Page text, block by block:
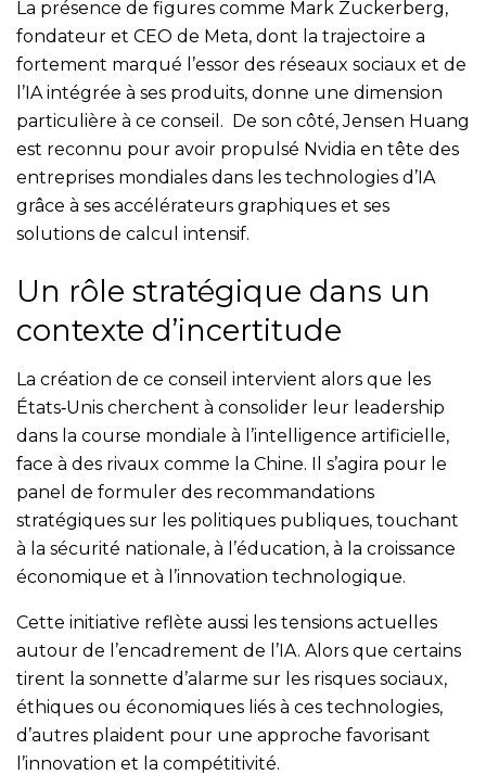
La présence de figures comme Mark Zuckerberg,
fondateur et CEO de Meta, dont la trajectoire a
fortement marqué l’essor des réseaux sociaux et de
l’IA intégrée à ses produits, donne une dimension
particulière à ce conseil. De son côté, Jensen Huang
est reconnu pour avoir propulsé Nvidia en tête des
entreprises mondiales dans les technologies d’IA
grâce à ses accélérateurs graphiques et ses
solutions de calcul intensif.
Un rôle stratégique dans un
contexte d’incertitude
La création de ce conseil intervient alors que les
États‑Unis cherchent à consolider leur leadership
dans la course mondiale à l’intelligence artificielle,
face à des rivaux comme la Chine. Il s’agira pour le
panel de formuler des recommandations
stratégiques sur les politiques publiques, touchant
à la sécurité nationale, à l’éducation, à la croissance
économique et à l’innovation technologique.
Cette initiative reflète aussi les tensions actuelles
autour de l’encadrement de l’IA. Alors que certains
tirent la sonnette d’alarme sur les risques sociaux,
éthiques ou économiques liés à ces technologies,
d’autres plaident pour une approche favorisant
l’innovation et la compétitivité.